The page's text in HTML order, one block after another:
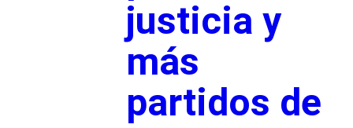
justicia y
más
partidos de